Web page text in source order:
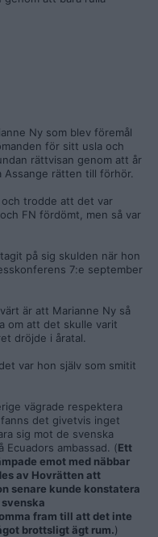
Ny som blev föremål
för sitt usla och
rättvisan genom att år
Assange rätten till förhör.
trodde att det var
FN fördömt, men så var
på sig skulden när hon
7:e september
är att Marianne Ny så
om att det skulle varit
dröjde i åratal.
var hon själv som smitit
vägrade respektera
det givetvis inget
sig mot de svenska
Ecuadors ambassad. (Ett
emot med näbbar
av Hovrätten att
senare kunde konstatera
svenska
fram till att det inte
brottsligt ägt rum.)